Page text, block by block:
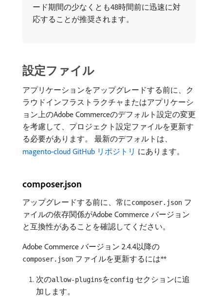
ード期間の少なくとも48時間前に迅速に対
応することが推奨されます。
設定ファイル
アプリケーションをアップグレードする前に、ク
ラウドインフラストラクチャまたはアプリケーシ
ョン上のAdobe Commerceのデフォルト設定の変更
を考慮して、プロジェクト設定ファイルを更新す
る必要があります。 最新のデフォルトは、
magento-cloud GitHub リポジトリ ​ にあります。
composer.json
アップグレードする前に、常にcomposer.json フ
ァイルの依存関係がAdobe Commerce バージョン
と互換性があることを確認してください。
Adobe Commerce バージョン 2.4.4以降の
composer.json ファイルを更新するには**
次のallow-pluginsをconfig セクションに追
加します。